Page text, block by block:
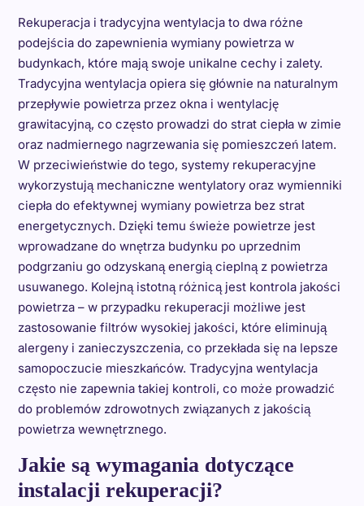
Rekuperacja i tradycyjna wentylacja to dwa różne
podejścia do zapewnienia wymiany powietrza w
budynkach, które mają swoje unikalne cechy i zalety.
Tradycyjna wentylacja opiera się głównie na naturalnym
przepływie powietrza przez okna i wentylację
grawitacyjną, co często prowadzi do strat ciepła w zimie
oraz nadmiernego nagrzewania się pomieszczeń latem.
W przeciwieństwie do tego, systemy rekuperacyjne
wykorzystują mechaniczne wentylatory oraz wymienniki
ciepła do efektywnej wymiany powietrza bez strat
energetycznych. Dzięki temu świeże powietrze jest
wprowadzane do wnętrza budynku po uprzednim
podgrzaniu go odzyskaną energią cieplną z powietrza
usuwanego. Kolejną istotną różnicą jest kontrola jakości
powietrza – w przypadku rekuperacji możliwe jest
zastosowanie filtrów wysokiej jakości, które eliminują
alergeny i zanieczyszczenia, co przekłada się na lepsze
samopoczucie mieszkańców. Tradycyjna wentylacja
często nie zapewnia takiej kontroli, co może prowadzić
do problemów zdrowotnych związanych z jakością
powietrza wewnętrznego.
Jakie są wymagania dotyczące
instalacji rekuperacji?